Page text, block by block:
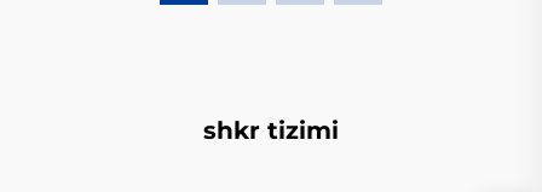
shkr tizimi